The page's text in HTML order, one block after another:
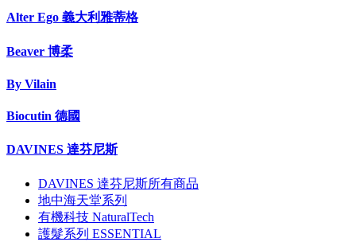
Alter Ego 義大利雅蒂格
Beaver 博柔
By Vilain
Biocutin 德國
DAVINES 達芬尼斯
DAVINES 達芬尼斯所有商品
地中海天堂系列
有機科技 NaturalTech
護髮系列 ESSENTIAL